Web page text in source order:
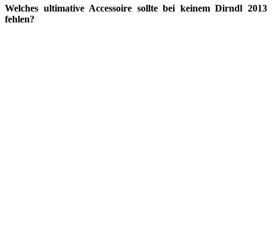
Welches ultimative Accessoire sollte bei keinem Dirndl 2013
fehlen?